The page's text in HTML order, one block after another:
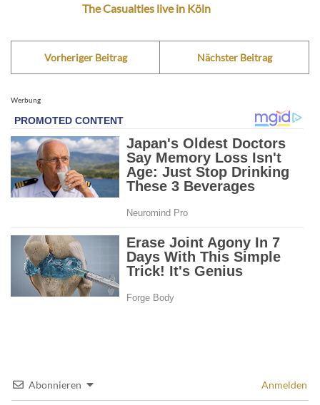
The Casualties live in Köln
Vorheriger Beitrag Nächster Beitrag
Werbung
Abonnieren Anmelden